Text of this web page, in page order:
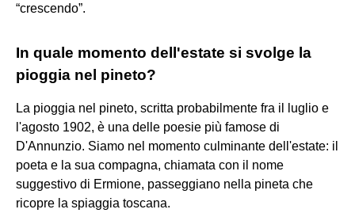
“crescendo”.
In quale momento dell'estate si svolge la
pioggia nel pineto?
La pioggia nel pineto, scritta probabilmente fra il luglio e
l'agosto 1902, è una delle poesie più famose di
D'Annunzio. Siamo nel momento culminante dell'estate: il
poeta e la sua compagna, chiamata con il nome
suggestivo di Ermione, passeggiano nella pineta che
ricopre la spiaggia toscana.